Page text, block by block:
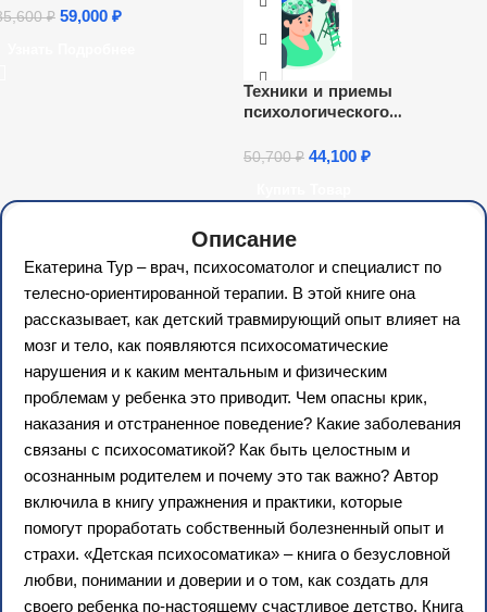
₽ 59,000 ₽
Техники и приемы
психологического
психологической диагностики
50,700₽ 44,100 ₽
Описание
Екатерина Тур – врач, психосоматолог и специалист по
телесно-ориентированной терапии. В этой книге она
рассказывает, как детский травмирующий опыт влияет на
мозг и тело, как появляются психосоматические
нарушения и к каким ментальным и физическим
проблемам у ребенка это приводит. Чем опасны крик,
наказания и отстраненное поведение? Какие заболевания
связаны с психосоматикой? Как быть целостным и
осознанным родителем и почему это так важно? Автор
включила в книгу упражнения и практики, которые
помогут проработать собственный болезненный опыт и
страхи. «Детская психосоматика» – книга о безусловной
любви, понимании и доверии и о том, как создать для
своего ребенка по-настоящему счастливое детство. Книга